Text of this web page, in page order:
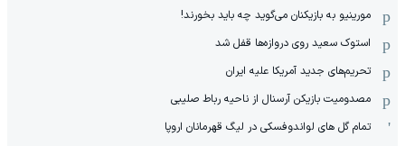
مورینیو به بازیکنان می‌گوید چه باید بخورند!
استوک سعید روی دروازه‌ها قفل شد
تحریم‌های جدید آمریکا علیه ایران
مصدومیت بازیکن آرسنال از ناحیه رباط صلیبی
تمام گل های لواندوفسکی در لیگ قهرمانان اروپا